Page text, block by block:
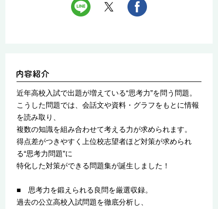
近年高校入試で出題が増えている“思考力”を問う問題。
こうした問題では、会話文や資料・グラフをもとに情報
を読み取り、
複数の知識を組み合わせて考える力が求められます。
得点差がつきやすく上位校志望者ほど対策が求められ
る“思考力問題”に
特化した対策ができる問題集が誕生しました！
■ 思考力を鍛えられる良問を厳選収録。
過去の公立高校入試問題を徹底分析し、